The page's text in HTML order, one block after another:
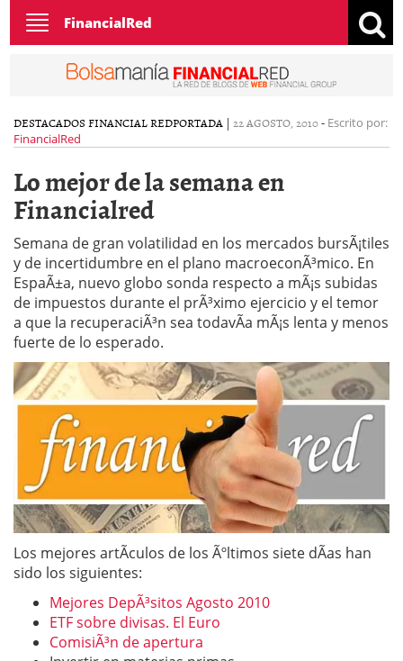
Toggle
navigation
FinancialRed
DESTACADOS FINANCIAL REDPORTADA | 22 AGOSTO, 2010- Escrito por:
FinancialRed
Lo mejor de la semana en
Financialred
Semana de gran volatilidad en los mercados bursÃ¡tiles
y de incertidumbre en el plano macroeconÃ³mico. En
EspaÃ±a, nuevo globo sonda respecto a mÃ¡s subidas
de impuestos durante el prÃ³ximo ejercicio y el temor
a que la recuperaciÃ³n sea todavÃ­a mÃ¡s lenta y menos
fuerte de lo esperado.
Los mejores artÃ­culos de los Ãºltimos siete dÃ­as han
sido los siguientes:
Mejores DepÃ³sitos Agosto 2010
ETF sobre divisas. El Euro
ComisiÃ³n de apertura